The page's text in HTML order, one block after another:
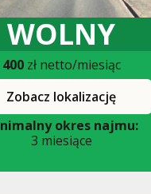
WOLNY
400zł netto/miesiąc
Zobacz lokalizację
okres najmu:
3 miesiące